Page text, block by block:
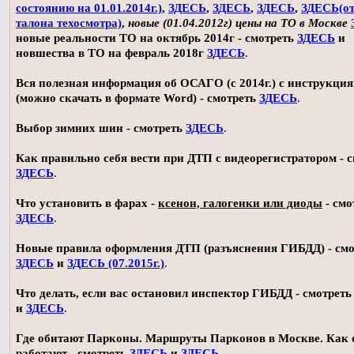
состоянию на 01.01.2014г.), ЗДЕСЬ, ЗДЕСЬ, ЗДЕСЬ,
талона техосмотра), новые (01.04.2012г) цены на ТО в Москве
новые реальности ТО на октябрь 2014г - смотреть ЗДЕСЬ и
новшества в ТО на февраль 2018г ЗДЕСЬ.
Вся полезная информация об ОСАГО (с 2014г.) с
(можно скачать в формате Word) - смотреть ЗДЕСЬ.
Выбор зимних шин - смотреть ЗДЕСЬ.
Как правильно себя вести при ДТП с видеорегистратором -
ЗДЕСЬ.
Что установить в фарах - ксенон, галогенки или диоды -
ЗДЕСЬ.
Новые правила оформления ДТП (разъяснения ГИБДД) -
ЗДЕСЬ и ЗДЕСЬ (07.2015г.).
Что делать, если вас остановил инспектор ГИБДД - смотреть
и ЗДЕСЬ.
Где обитают Парконы. Маршруты Парконов в Москве. Как